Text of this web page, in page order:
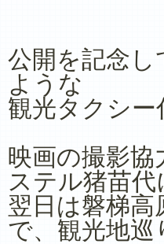
公開を記念
ような
観光タクシ
映画の撮影
ステル猪苗
翌日は磐梯
で、観光地